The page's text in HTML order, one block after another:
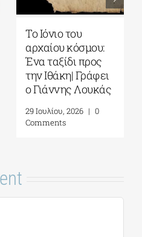
Το Ιόνιο του
αρχαίου κόσμου:
Ένα ταξίδι προς
την Ιθάκη| Γράφει
ο Γιάννης Λουκάς
29 Ιουλίου, 2026 | 0
Comments